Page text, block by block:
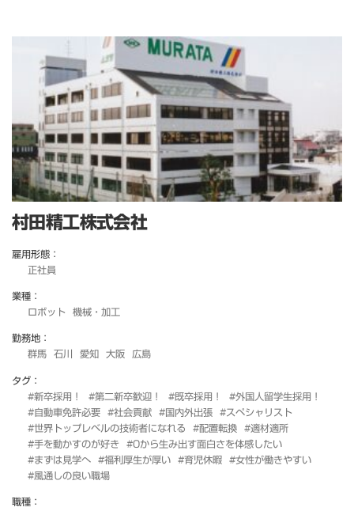
村田精工株式会社
雇用形態：
正社員
業種：
ロボット
機械・加工
勤務地：
群馬
石川 愛知 大阪 広島
タグ：
#新卒採用！
#第二新卒歓迎！ #既卒採用！
#外国人留学生採用！
#自動車免許必要
#社会貢献 #国内外出張
#スペシャリスト
#世界トップレベルの技術者になれる
#配置転換
#適材適所
#手を動かすのが好き
#0から生み出す面白さを体感したい
#まずは見学へ
#福利厚生が厚い #育児休暇
#女性が働きやすい
#風通しの良い職場
職種：